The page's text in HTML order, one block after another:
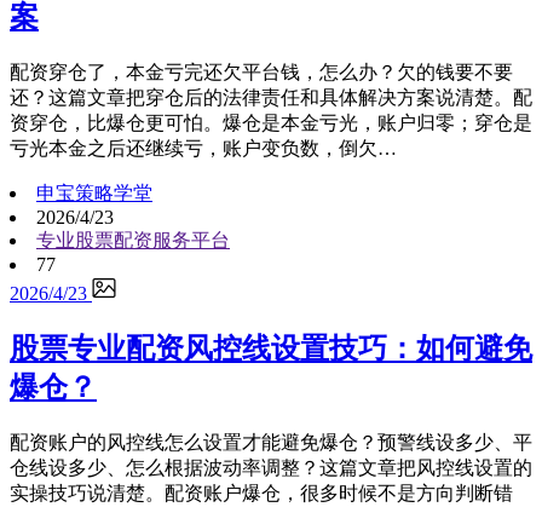
案
配资穿仓了，本金亏完还欠平台钱，怎么办？欠的钱要不要
还？这篇文章把穿仓后的法律责任和具体解决方案说清楚。配
资穿仓，比爆仓更可怕。爆仓是本金亏光，账户归零；穿仓是
亏光本金之后还继续亏，账户变负数，倒欠…
申宝策略学堂
2026/4/23
专业股票配资服务平台
77
2026/4/23
股票专业配资风控线设置技巧：如何避免
爆仓？
配资账户的风控线怎么设置才能避免爆仓？预警线设多少、平
仓线设多少、怎么根据波动率调整？这篇文章把风控线设置的
实操技巧说清楚。配资账户爆仓，很多时候不是方向判断错